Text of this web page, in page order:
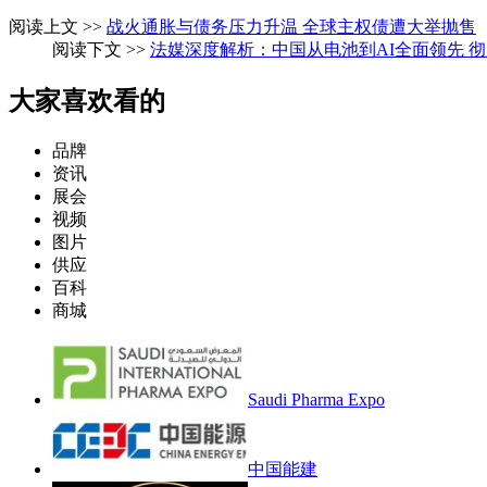
阅读上文 >> 战火通胀与债务压力升温 全球主权债遭大举抛售
阅读下文 >> 法媒深度解析：中国从电池到AI全面领先
大家喜欢看的
品牌
资讯
展会
视频
图片
供应
百科
商城
Saudi Pharma Expo
中国能建